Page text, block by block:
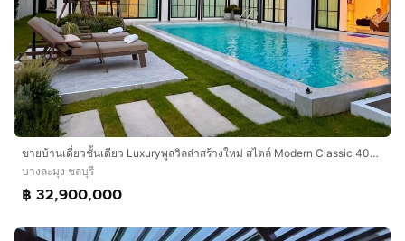
ขายบ้านเดี่ยวชั้นเดียว Luxuryพูลวิลล่าสร้างใหม่ สไตล์ Modern Classic 401 ตร.ว. พัทยา ใกล้อ่างเก็บน้ำมาบประชัน สร้างใหม่ พร้อมเข้าอยู่
บางละมุง ชลบุรี
฿ 32,900,000